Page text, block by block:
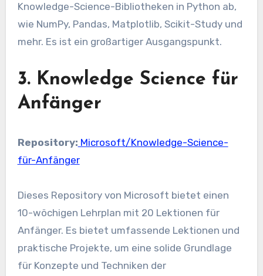
Knowledge-Science-Bibliotheken in Python ab,
wie NumPy, Pandas, Matplotlib, Scikit-Study und
mehr. Es ist ein großartiger Ausgangspunkt.
3. Knowledge Science für
Anfänger
Repository: Microsoft/Knowledge-Science-
für-Anfänger
Dieses Repository von Microsoft bietet einen
10-wöchigen Lehrplan mit 20 Lektionen für
Anfänger. Es bietet umfassende Lektionen und
praktische Projekte, um eine solide Grundlage
für Konzepte und Techniken der